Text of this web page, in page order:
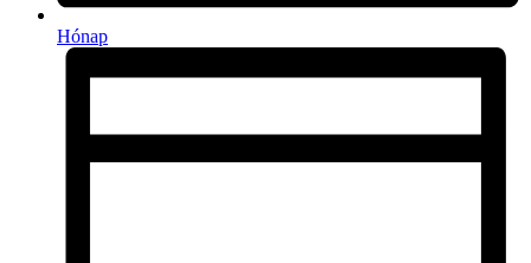
Hónap